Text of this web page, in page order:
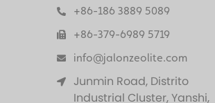
+86-186 3889 5089
+86-379-6989 5719
info@jalonzeolite.com
Junmin Road, Distrito
Industrial Cluster, Yanshi,